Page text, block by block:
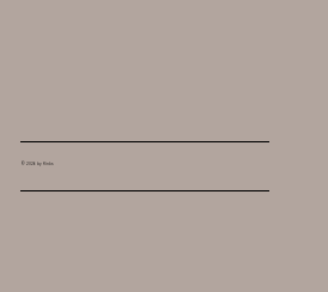
© 2026 by flinks